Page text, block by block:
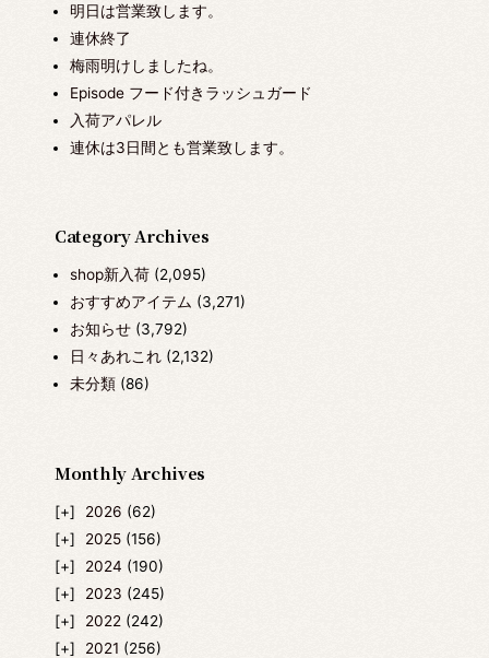
明日は営業致します。
連休終了
梅雨明けしましたね。
Episode フード付きラッシュガード
入荷アパレル
連休は3日間とも営業致します。
Category Archives
shop新入荷(2,095)
おすすめアイテム (3,271)
お知らせ(3,792)
日々あれこれ(2,132)
未分類(86)
Monthly Archives
2026 (62)
2025 (156)
2024 (190)
2023 (245)
2022 (242)
2021 (256)